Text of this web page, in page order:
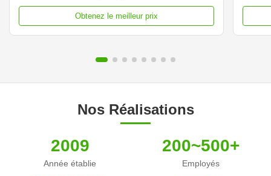
The 1200W Portable Power Station Solar
Generator is a versatile power solution featuring
Obtenez le meilleur prix
pure
Nos Réalisations
2009
Année établie
200~500+
Employés